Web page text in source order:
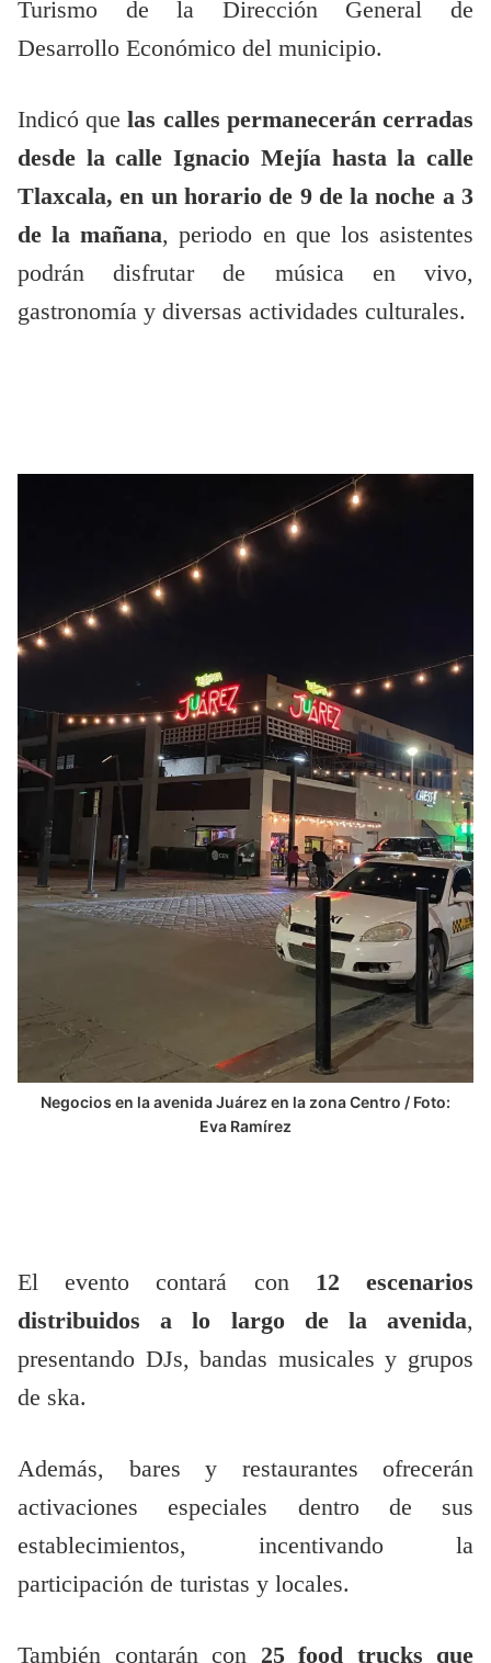
Turismo de la Dirección General de
Desarrollo Económico del municipio.
Indicó que las calles permanecerán cerradas
desde la calle Ignacio Mejía hasta la calle
Tlaxcala, en un horario de 9 de la noche a 3
de la mañana, periodo en que los asistentes
podrán disfrutar de música en vivo,
gastronomía y diversas actividades culturales.
Negocios en la avenida Juárez en la zona Centro / Foto:
Eva Ramírez
El evento contará con 12 escenarios
distribuidos a lo largo de la avenida,
presentando DJs, bandas musicales y grupos
de ska.
Además, bares y restaurantes ofrecerán
activaciones especiales dentro de sus
establecimientos, incentivando la
participación de turistas y locales.
También contarán con 25 food trucks que